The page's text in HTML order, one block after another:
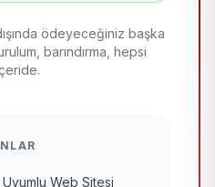
ödeyeceğiniz başka
barındırma, hepsi
Web Sitesi